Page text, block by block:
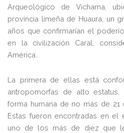
Arqueológico de Vichama,
provincia limeña de Huaura, un
años que confirmarían el
en la civilización Caral,
América.
La primera de ellas está
antropomorfas de alto
forma humana de no más de 21
Estas fueron encontradas en el
uno de los más de diez que